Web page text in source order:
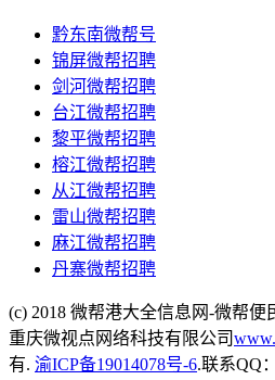
黔东南微帮号
锦屏微帮招聘
剑河微帮招聘
台江微帮招聘
黎平微帮招聘
榕江微帮招聘
从江微帮招聘
雷山微帮招聘
麻江微帮招聘
丹寨微帮招聘
(c) 2018 微帮港大全信息网-微帮便
重庆微视点网络科技有限公司
有. 渝ICP备19014078号-6.联系QQ